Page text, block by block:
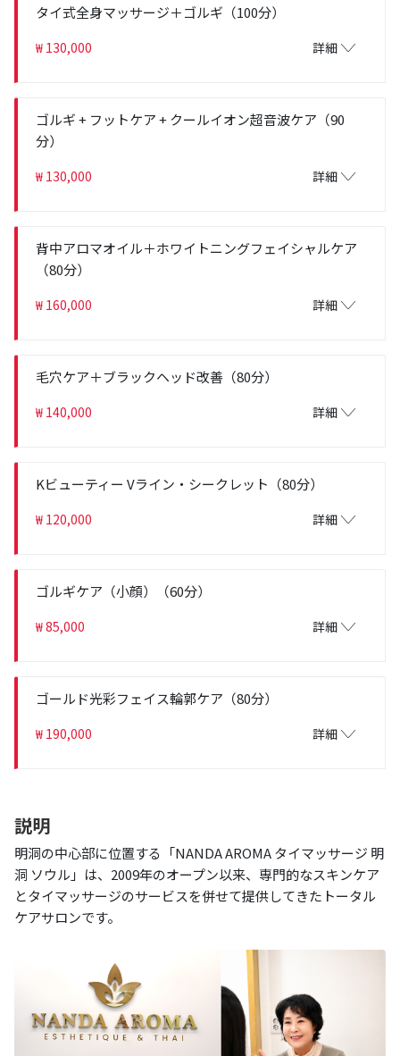
タイ式全身マッサージ＋ゴルギ（100分）
₩ 130,000 詳細
ゴルギ + フットケア + クールイオン超音波ケア（90
分）
₩ 130,000 詳細
背中アロマオイル＋ホワイトニングフェイシャルケア
（80分）
₩ 160,000 詳細
毛穴ケア＋ブラックヘッド改善（80分）
₩ 140,000 詳細
Kビューティー Vライン・シークレット（80分）
₩ 120,000 詳細
ゴルギケア（小顔）（60分）
₩ 85,000 詳細
ゴールド光彩フェイス輪郭ケア（80分）
₩ 190,000 詳細
説明
明洞の中心部に位置する「NANDA AROMA タイマッサージ 明
洞 ソウル」は、2009年のオープン以来、専門的なスキンケア
とタイマッサージのサービスを併せて提供してきたトータル
ケアサロンです。